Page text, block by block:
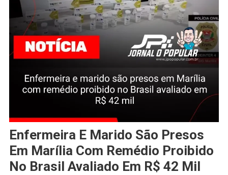
Enfermeira E Marido São Presos
Em Marília Com Remédio Proibido
No Brasil Avaliado Em R$ 42 Mil